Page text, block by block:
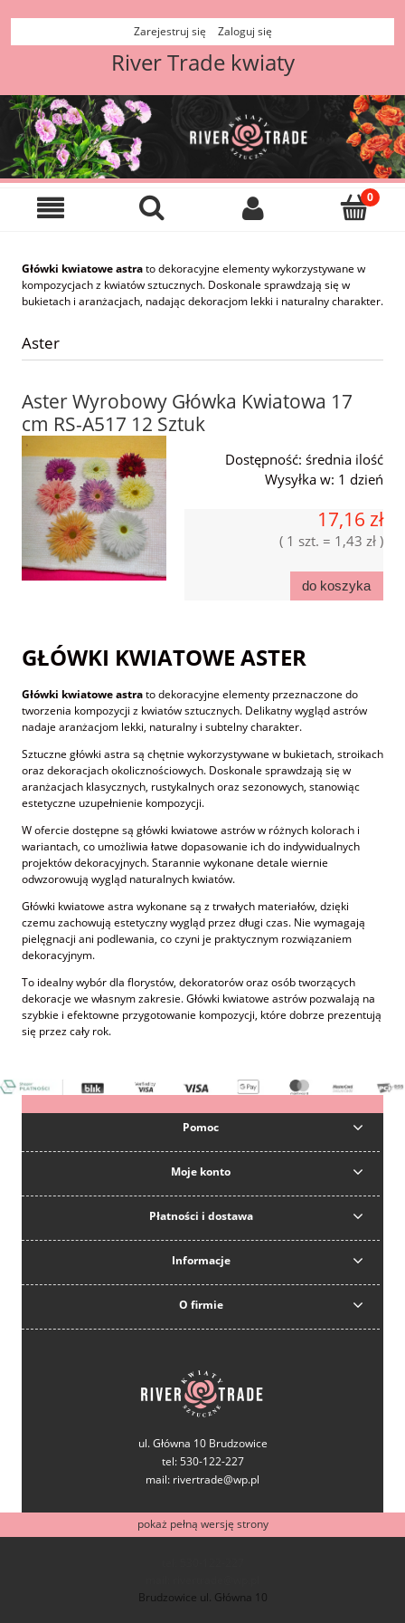
Zarejestruj się Zaloguj się
River Trade kwiaty
Główki kwiatowe astrato dekoracyjne elementy wykorzystywane w
kompozycjach z kwiatów sztucznych. Doskonale sprawdzają się w
bukietach i aranżacjach, nadając dekoracjom lekki i naturalny charakter.
Aster
Aster Wyrobowy Główka Kwiatowa 17
cm RS-A517 12 Sztuk
Dostępność: średnia ilość
Wysyłka w: 1 dzień
17,16 zł
( 1 szt. = 1,43 zł )
do koszyka
GŁÓWKI KWIATOWE ASTER
Główki kwiatowe astrato dekoracyjne elementy przeznaczone do
tworzenia kompozycji z kwiatów sztucznych. Delikatny wygląd astrów
nadaje aranżacjom lekki, naturalny i subtelny charakter.
Sztuczne główki astra są chętnie wykorzystywane w bukietach, stroikach
oraz dekoracjach okolicznościowych. Doskonale sprawdzają się w
aranżacjach klasycznych, rustykalnych oraz sezonowych, stanowiąc
estetyczne uzupełnienie kompozycji.
W ofercie dostępne są główki kwiatowe astrów w różnych kolorach i
wariantach, co umożliwia łatwe dopasowanie ich do indywidualnych
projektów dekoracyjnych. Starannie wykonane detale wiernie
odwzorowują wygląd naturalnych kwiatów.
Główki kwiatowe astra wykonane są z trwałych materiałów, dzięki
czemu zachowują estetyczny wygląd przez długi czas. Nie wymagają
pielęgnacji ani podlewania, co czyni je praktycznym rozwiązaniem
dekoracyjnym.
To idealny wybór dla florystów, dekoratorów oraz osób tworzących
dekoracje we własnym zakresie. Główki kwiatowe astrów pozwalają na
szybkie i efektowne przygotowanie kompozycji, które dobrze prezentują
się przez cały rok.
Pomoc
Moje konto
Płatności i dostawa
Informacje
O firmie
ul. Główna 10 Brudzowice
tel: 530-122-227
mail: rivertrade@wp.pl
pokaż pełną wersję strony
Brudzowice ul. Główna 10